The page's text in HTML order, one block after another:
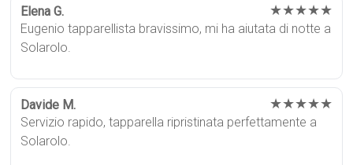
Elena G. ★★★★★
Eugenio tapparellista bravissimo, mi ha aiutata di notte a
Solarolo.
Davide M. ★★★★★
Servizio rapido, tapparella ripristinata perfettamente a
Solarolo.